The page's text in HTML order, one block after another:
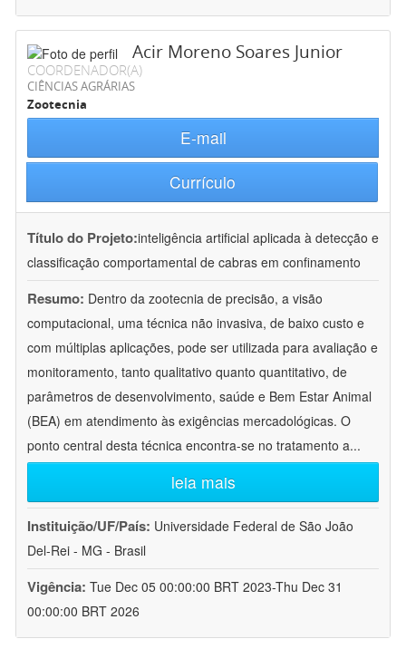
Acir Moreno Soares Junior
COORDENADOR(A)
CIÊNCIAS AGRÁRIAS
Zootecnia
E-mail
Currículo
Título do Projeto:inteligência artificial aplicada à detecção e
classificação comportamental de cabras em confinamento
Resumo: Dentro da zootecnia de precisão, a visão
computacional, uma técnica não invasiva, de baixo custo e
com múltiplas aplicações, pode ser utilizada para avaliação e
monitoramento, tanto qualitativo quanto quantitativo, de
parâmetros de desenvolvimento, saúde e Bem Estar Animal
(BEA) em atendimento às exigências mercadológicas. O
ponto central desta técnica encontra-se no tratamento a...
leia mais
Instituição/UF/País: Universidade Federal de São João
Del-Rei - MG - Brasil
Vigência: Tue Dec 05 00:00:00 BRT 2023-Thu Dec 31
00:00:00 BRT 2026